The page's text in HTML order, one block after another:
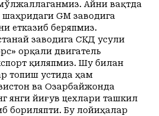
Айни вақтда
GM заводига
етказиб беряпмиз.
заводига СКД усули
орқали двигатель
қиляпмиз. Шу билан
топиш устида ҳам
ва Озарбайжонда
янги йиғув цехлари ташкил
бориляпти. Бу лойиҳалар